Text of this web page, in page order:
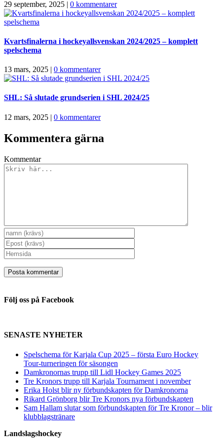
29 september, 2025 | 0 kommentarer
Kvartsfinalerna i hockeyallsvenskan 2024/2025 – komplett
spelschema
13 mars, 2025 | 0 kommentarer
SHL: Så slutade grundserien i SHL 2024/25
12 mars, 2025 | 0 kommentarer
Kommentera gärna
Kommentar
Följ oss på Facebook
SENASTE NYHETER
Spelschema för Karjala Cup 2025 – första Euro Hockey
Tour-turneringen för säsongen
Damkronornas trupp till Lidl Hockey Games 2025
Tre Kronors trupp till Karjala Tournament i november
Erika Holst blir ny förbundskapten för Damkronorna
Rikard Grönborg blir Tre Kronors nya förbundskapten
Sam Hallam slutar som förbundskapten för Tre Kronor – blir
klubblagstränare
Landslagshockey